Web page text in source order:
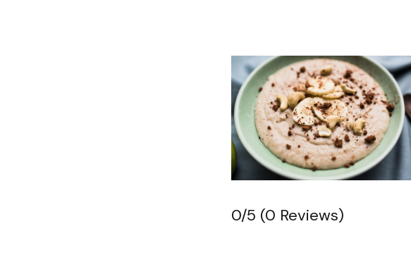
0/5 (0 Reviews)